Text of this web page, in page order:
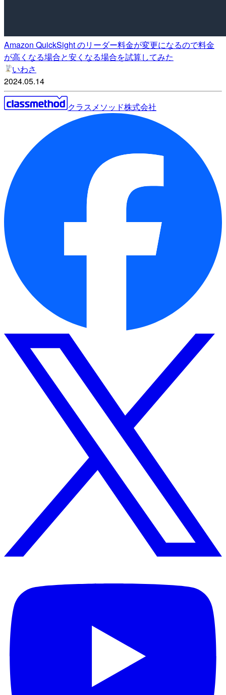
Amazon QuickSight のリーダー料金が変更になるので料金
が高くなる場合と安くなる場合を試算してみた
いわさ
2024.05.14
クラスメソッド株式会社